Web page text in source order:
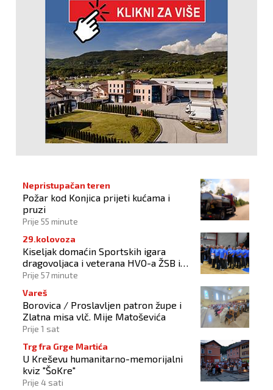
Nepristupačan teren
Požar kod Konjica prijeti kućama i
pruzi
Prije 55 minute
29.kolovoza
Kiseljak domaćin Sportskih igara
dragovoljaca i veterana HVO-a ŽSB i
Dana branitelja
Prije 57 minute
Vareš
Borovica / Proslavljen patron župe i
Zlatna misa vlč. Mije Matoševića
Prije 1 sat
Trg fra Grge Martića
U Kreševu humanitarno-memorijalni
kviz "ŠoKre"
Prije 4 sati